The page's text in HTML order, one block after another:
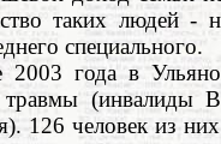
таких людей -
специального.
2003 года в
травмы (инвалиды
126 человек из